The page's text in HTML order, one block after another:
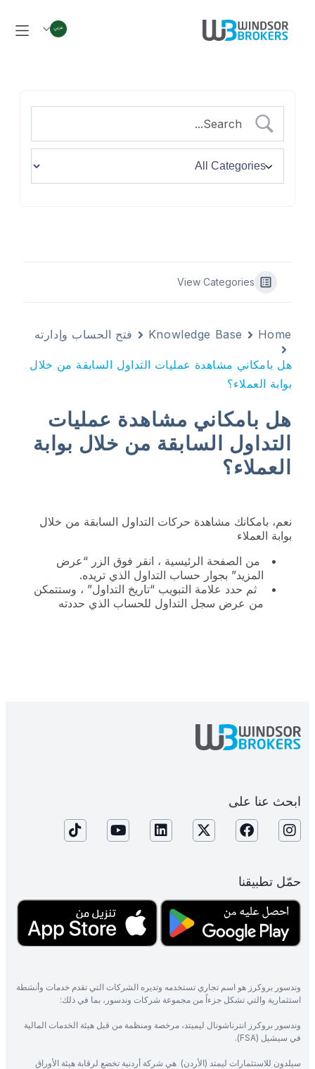
View Categories
Home
Knowledge Base فتح الحساب وإدارته
هل بامكاني مشاهدة عمليات التداول السابقة من خلال
بوابة العملاء؟
هل بامكاني مشاهدة عمليات
التداول السابقة من خلال بوابة
العملاء؟
نعم، بامكانك مشاهدة حركات التداول السابقة من خلال
بوابة العملاء
من الصفحة الرئيسية ، انقر فوق الزر “عرض
المزيد” بجوار حساب التداول الذي تريده.
ثم حدد علامة التبويب “تاريخ التداول” ، وستتمكن
من عرض سجل التداول للحساب الذي حددته
ابحث عنا على
حمّل تطبيقنا
وندسور بروكرز هو اسم تجاري تستخدمه وتديره الشركات التي تقدم خدمات وأنشطة
استثمارية والتي تشكل جزءاً من مجموعة شركات وندسور، بما في ذلك:
وندسور بروكرز انترناشونال ليميتد، مرخصة ومنظمة من قبل هيئة الخدمات المالية
في سيشيل (FSA).
سيلدون للاستثمارات ليمتد (الأردن) هي شركة أردنية تخضع لرقابة هيئة الأوراق